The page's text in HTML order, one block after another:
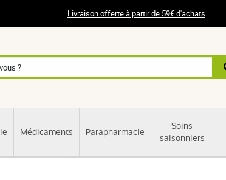
Livraison offerte à partir de 59€ d'achats
Médicaments Parapharmacie
Soins
saisonniers